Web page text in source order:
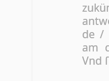
de /
am
Vnd